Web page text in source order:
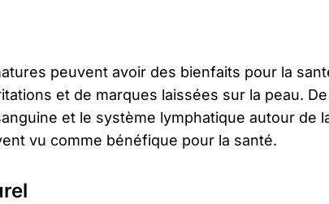
peuvent avoir des bienfaits pour la
et de marques laissées sur la peau.
et le système lymphatique autour de
vu comme bénéfique pour la santé.